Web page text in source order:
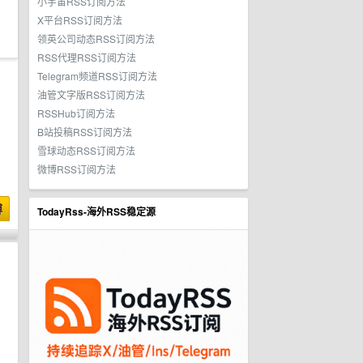
X平台RSS订阅方法
领英公司动态RSS订阅方法
RSS代理RSS订阅方法
Telegram频道RSS订阅方法
油管文字版RSS订阅方法
RSSHub订阅方法
B站投稿RSS订阅方法
雪球动态RSS订阅方法
微博RSS订阅方法
TodayRss-海外RSS稳定源